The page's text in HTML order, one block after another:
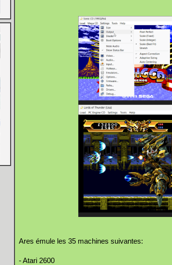
Ares émule les 35 machines suivantes:
- Atari 2600